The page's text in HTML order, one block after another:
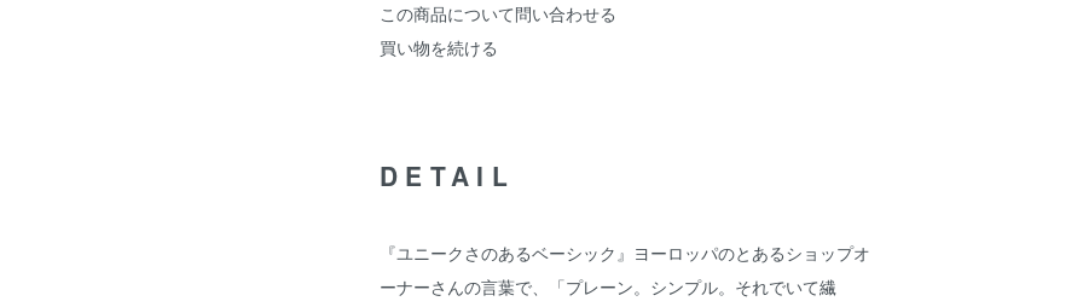
この商品について問い合わせる
買い物を続ける
DETAIL
『ユニークさのあるベーシック』ヨーロッパのとあるショップオ
ーナーさんの言葉で、「プレーン。シンプル。それでいて繊